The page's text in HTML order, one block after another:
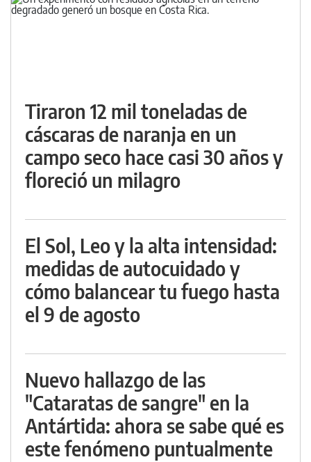
Tiraron 12 mil toneladas de
cáscaras de naranja en un
campo seco hace casi 30 años y
floreció un milagro
El Sol, Leo y la alta intensidad:
medidas de autocuidado y
cómo balancear tu fuego hasta
el 9 de agosto
Nuevo hallazgo de las
"Cataratas de sangre" en la
Antártida: ahora se sabe qué es
este fenómeno puntualmente